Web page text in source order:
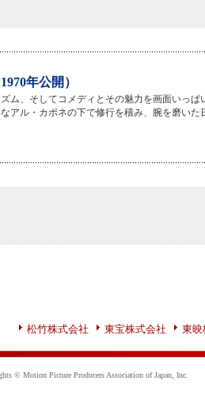
年公開）
ム、そしてコメディとその魅力を画面いっぱ
アル・カポネの下で修行を積み、腕を磨いた
松竹株式会社 東宝株式会社 東映
© Motion Picture Producers Association of Japan, Inc.